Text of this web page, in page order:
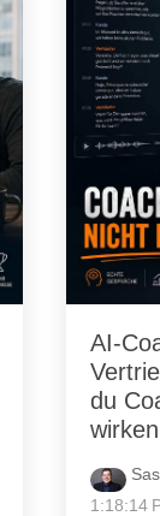
AI-
du
wirken
1:18:14